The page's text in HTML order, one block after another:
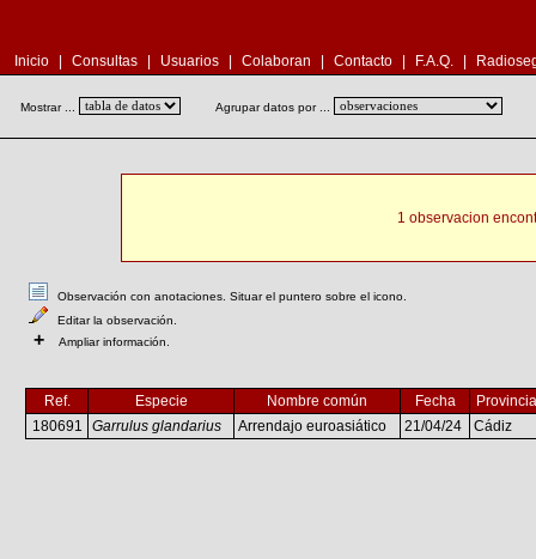
Inicio Consultas Usuarios Colaboran Contacto F.A.Q.
Mostrar ... Agrupar datos por ...
1 observacion
Observación con anotaciones. Situar el puntero sobre el icono.
Editar la observación.
+ Ampliar información.
Ref. Especie Nombre común Fecha
Provincia
180691
Garrulus glandarius Arrendajo euroasiático 21/04/24 Cádiz